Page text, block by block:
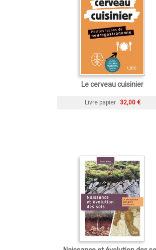
Le cerveau cuisinier
Livre papier 32,00 €